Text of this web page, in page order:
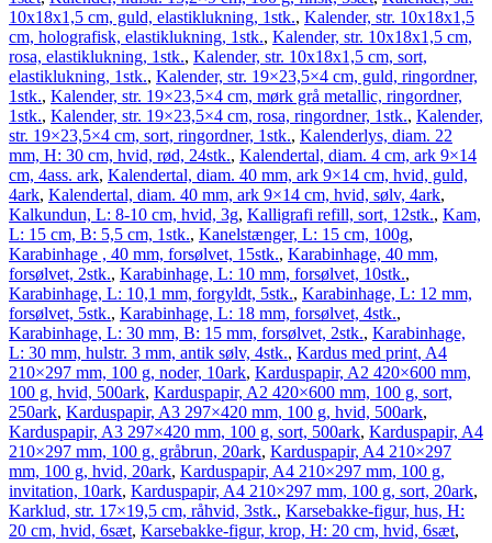
10x18x1,5 cm, guld, elastiklukning, 1stk., Kalender, str. 10x18x1,5
cm, holografisk, elastiklukning, 1stk., Kalender, str. 10x18x1,5 cm,
rosa, elastiklukning, 1stk., Kalender, str. 10x18x1,5 cm, sort,
elastiklukning, 1stk., Kalender, str. 19×23,5×4 cm, guld, ringordner,
1stk., Kalender, str. 19×23,5×4 cm, mørk grå metallic, ringordner,
1stk., Kalender, str. 19×23,5×4 cm, rosa, ringordner, 1stk., Kalender,
str. 19×23,5×4 cm, sort, ringordner, 1stk., Kalenderlys, diam. 22
mm, H: 30 cm, hvid, rød, 24stk., Kalendertal, diam. 4 cm, ark 9×14
cm, 4ass. ark, Kalendertal, diam. 40 mm, ark 9×14 cm, hvid, guld,
4ark, Kalendertal, diam. 40 mm, ark 9×14 cm, hvid, sølv, 4ark,
Kalkundun, L: 8-10 cm, hvid, 3g, Kalligrafi refill, sort, 12stk., Kam,
L: 15 cm, B: 5,5 cm, 1stk., Kanelstænger, L: 15 cm, 100g,
Karabinhage , 40 mm, forsølvet, 15stk., Karabinhage, 40 mm,
forsølvet, 2stk., Karabinhage, L: 10 mm, forsølvet, 10stk.,
Karabinhage, L: 10,1 mm, forgyldt, 5stk., Karabinhage, L: 12 mm,
forsølvet, 5stk., Karabinhage, L: 18 mm, forsølvet, 4stk.,
Karabinhage, L: 30 mm, B: 15 mm, forsølvet, 2stk., Karabinhage,
L: 30 mm, hulstr. 3 mm, antik sølv, 4stk., Kardus med print, A4
210×297 mm, 100 g, noder, 10ark, Karduspapir, A2 420×600 mm,
100 g, hvid, 500ark, Karduspapir, A2 420×600 mm, 100 g, sort,
250ark, Karduspapir, A3 297×420 mm, 100 g, hvid, 500ark,
Karduspapir, A3 297×420 mm, 100 g, sort, 500ark, Karduspapir, A4
210×297 mm, 100 g, gråbrun, 20ark, Karduspapir, A4 210×297
mm, 100 g, hvid, 20ark, Karduspapir, A4 210×297 mm, 100 g,
invitation, 10ark, Karduspapir, A4 210×297 mm, 100 g, sort, 20ark,
Karklud, str. 17×19,5 cm, råhvid, 3stk., Karsebakke-figur, hus, H:
20 cm, hvid, 6sæt, Karsebakke-figur, krop, H: 20 cm, hvid, 6sæt,